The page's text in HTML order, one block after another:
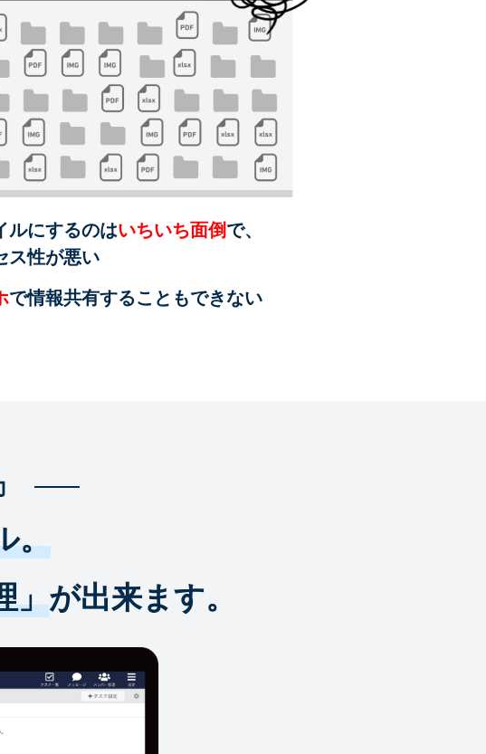
ルにするのはいちいち面倒で、
ス性が悪い
で情報共有することもできない
。
」が出来ます。